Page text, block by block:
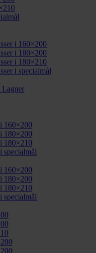
i 160×200
i 180×200
i 180×210
i specialmål
Lagner
160×200
180×200
180×210
specialmål
160×200
180×200
180×210
specialmål